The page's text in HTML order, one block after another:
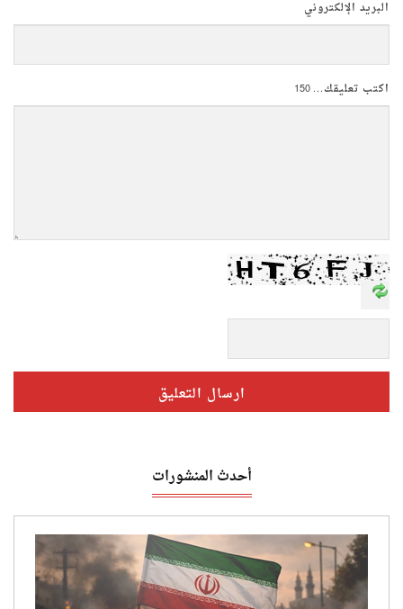
البريد الإلكتروني
اكتب تعليقك...150
أحدث المنشورات